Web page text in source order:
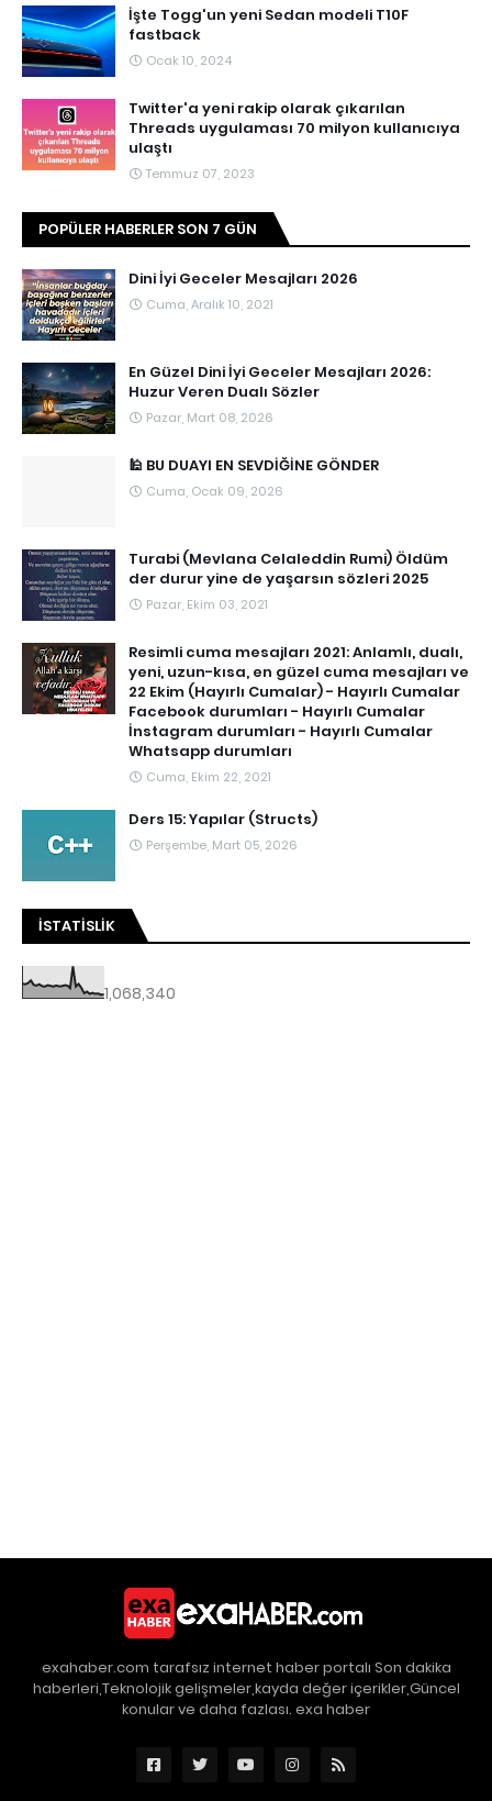
İşte Togg'un yeni Sedan modeli T10F
fastback
Ocak 10, 2024
Twitter'a yeni rakip olarak çıkarılan
Threads uygulaması 70 milyon kullanıcıya
ulaştı
Temmuz 07, 2023
POPÜLER HABERLER SON 7 GÜN
Dini İyi Geceler Mesajları 2026
Cuma, Aralık 10, 2021
En Güzel Dini İyi Geceler Mesajları 2026:
Huzur Veren Dualı Sözler
Pazar, Mart 08, 2026
🕌 BU DUAYI EN SEVDİĞİNE GÖNDER
Cuma, Ocak 09, 2026
Turabi (Mevlana Celaleddin Rumi) Öldüm
der durur yine de yaşarsın sözleri 2025
Pazar, Ekim 03, 2021
Resimli cuma mesajları 2021: Anlamlı, dualı,
yeni, uzun-kısa, en güzel cuma mesajları ve
22 Ekim (Hayırlı Cumalar) - Hayırlı Cumalar
Facebook durumları - Hayırlı Cumalar
İnstagram durumları - Hayırlı Cumalar
Whatsapp durumları
Cuma, Ekim 22, 2021
Ders 15: Yapılar (Structs)
Perşembe, Mart 05, 2026
İSTATISLIK
1,068,340
exahaber.com tarafsız internet haber portalı Son dakika
haberleri,Teknolojik gelişmeler,kayda değer içerikler,Güncel
konular ve daha fazlası. exa haber